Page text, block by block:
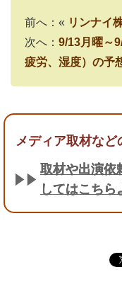
前へ：« リンナイ
次へ： 9/13月曜～
疲労、湿度）の予
メディア取材など
取材や出演依
してはこちら